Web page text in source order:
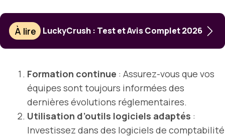
À lire LuckyCrush : Test et Avis Complet 2026
Formation continue : Assurez-vous que vos
équipes sont toujours informées des
dernières évolutions réglementaires.
Utilisation d’outils logiciels adaptés :
Investissez dans des logiciels de comptabilité